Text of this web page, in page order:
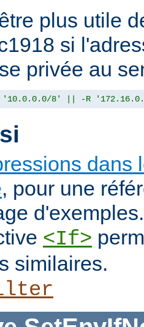
plus utile
si
privée au
'10.0.0.0/8' || -R
dans
, pour une
d'exemples.
<If>
similaires.